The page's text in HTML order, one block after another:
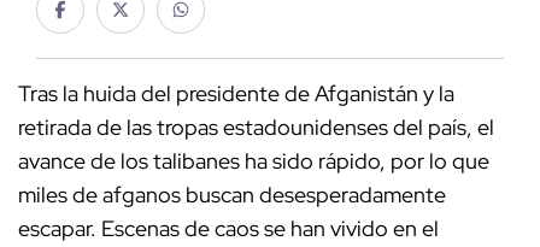
Tras la huida del presidente de Afganistán y la
retirada de las tropas estadounidenses del país, el
avance de los talibanes ha sido rápido, por lo que
miles de afganos buscan desesperadamente
escapar. Escenas de caos se han vivido en el